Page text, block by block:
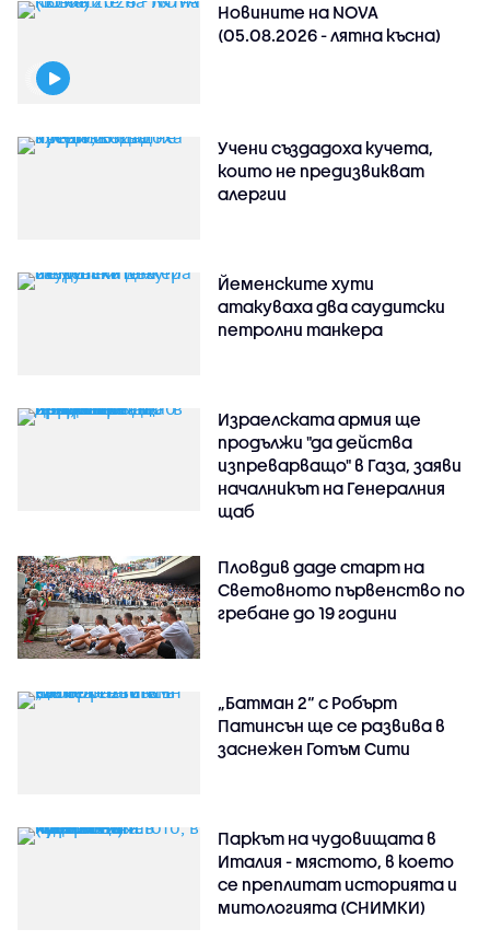
Новините на NOVA
(05.08.2026 - лятна късна)
Учени създадоха кучета,
които не предизвикват
алергии
Йеменските хути
атакуваха два саудитски
петролни танкера
Израелската армия ще
продължи "да действа
изпреварващо" в Газа, заяви
началникът на Генералния
щаб
Пловдив даде старт на
Световното първенство по
гребане до 19 години
„Батман 2“ с Робърт
Патинсън ще се развива в
заснежен Готъм Сити
Паркът на чудовищата в
Италия - мястото, в което
се преплитат историята и
митологията (СНИМКИ)